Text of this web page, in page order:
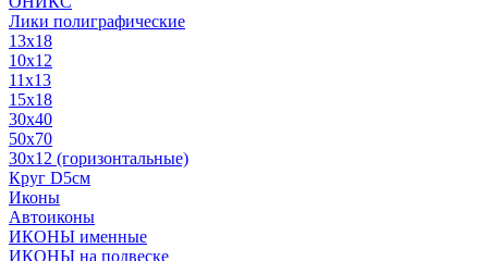
Лики полиграфические
13x18
10x12
11х13
15х18
30x40
50x70
30x12 (горизонтальные)
Круг D5см
Иконы
Автоиконы
ИКОНЫ именные
ИКОНЫ на подвеске